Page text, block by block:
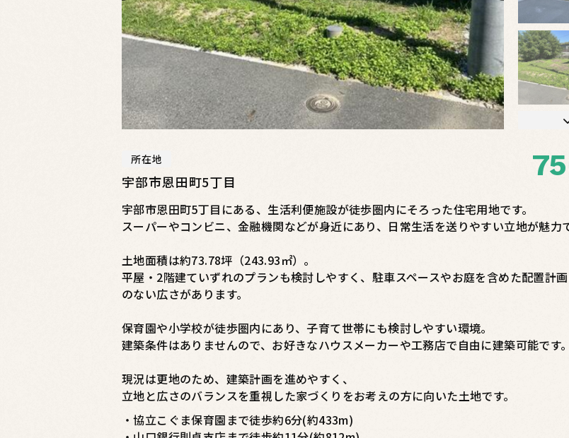
所在地
宇部市恩田町5丁目
宇部市恩田町5丁目にある、生活利便施設が徒歩圏内にそろった住宅用地です。
スーパーやコンビニ、金融機関などが身近にあり、日常生活を送りやすい立地が魅力で
土地面積は約73.78坪（243.93㎡）。
平屋・2階建ていずれのプランも検討しやすく、駐車スペースやお庭を含めた配置計
のない広さがあります。
保育園や小学校が徒歩圏内にあり、子育て世帯にも検討しやすい環境。
建築条件はありませんので、お好きなハウスメーカーや工務店で自由に建築可能です。
現況は更地のため、建築計画を進めやすく、
立地と広さのバランスを重視した家づくりをお考えの方に向いた土地です。
・協立こぐま保育園まで徒歩約6分(約433m)